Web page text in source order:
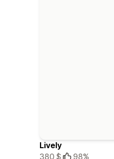
Lively
380 $
98%